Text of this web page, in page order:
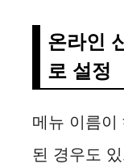
온라인
로 설정
메뉴 이름이
된 경우도